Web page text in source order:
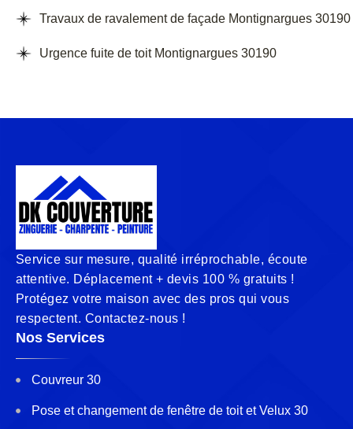
Travaux de ravalement de façade Montignargues 30190
Urgence fuite de toit Montignargues 30190
Service sur mesure, qualité irréprochable, écoute
attentive. Déplacement + devis 100 % gratuits !
Protégez votre maison avec des pros qui vous
respectent. Contactez-nous !
Nos Services
Couvreur 30
Pose et changement de fenêtre de toit et Velux 30